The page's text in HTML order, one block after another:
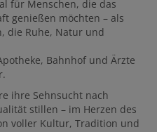
für Menschen, die das
genießen möchten – als
die Ruhe, Natur und
Bahnhof und Ärzte
ihre Sehnsucht nach
stillen – im Herzen des
voller Kultur, Tradition und